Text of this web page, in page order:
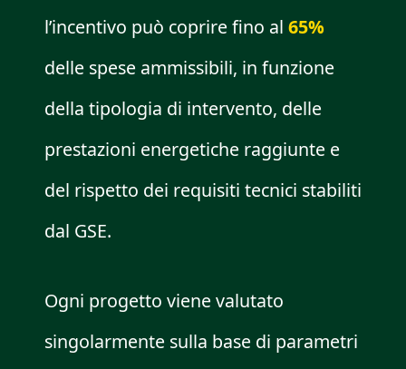
l’incentivo può coprire fino al 65%
delle spese ammissibili, in funzione
della tipologia di intervento, delle
prestazioni energetiche raggiunte e
del rispetto dei requisiti tecnici stabiliti
dal GSE.
Ogni progetto viene valutato
singolarmente sulla base di parametri